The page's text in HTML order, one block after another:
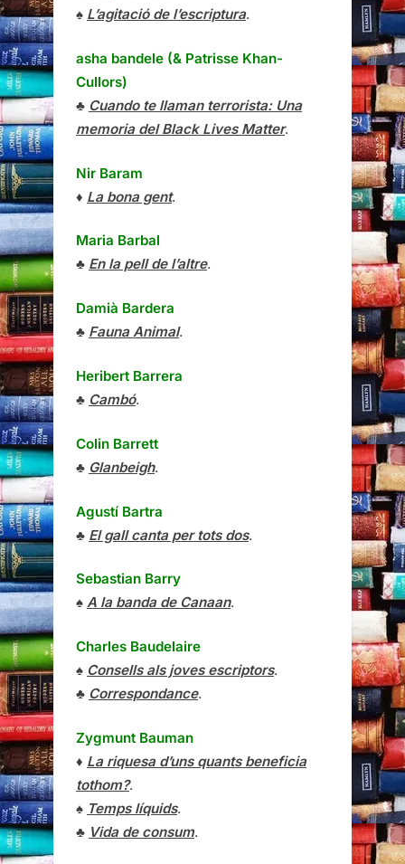
♠ L’agitació de l’escriptura.
asha bandele (& Patrisse Khan-
Cullors)
♣ Cuando te llaman terrorista: Una
memoria del Black Lives Matter.
Nir Baram
♦ La bona gent.
Maria Barbal
♣ En la pell de l’altre.
Damià Bardera
♣ Fauna Animal.
Heribert Barrera
♣ Cambó.
Colin Barrett
♣ Glanbeigh.
Agustí Bartra
♣ El gall canta per tots dos.
Sebastian Barry
♠ A la banda de Canaan.
Charles Baudelaire
♠ Consells als joves escriptors.
♣ Correspondance.
Zygmunt Bauman
♦ La riquesa d’uns quants beneficia
tothom?.
♠ Temps líquids.
♣ Vida de consum.